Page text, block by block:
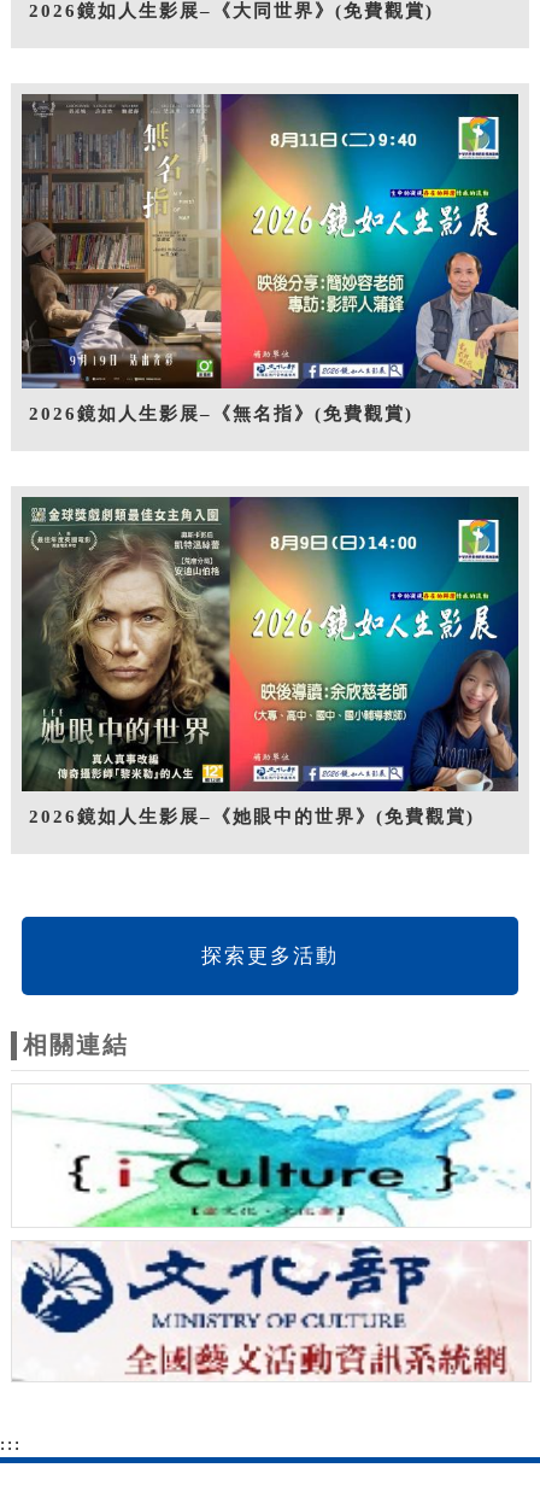
2026鏡如人生影展–《大同世界》(免費觀賞)
2026鏡如人生影展–《無名指》(免費觀賞)
2026鏡如人生影展–《她眼中的世界》(免費觀賞)
探索更多活動
相關連結
:::